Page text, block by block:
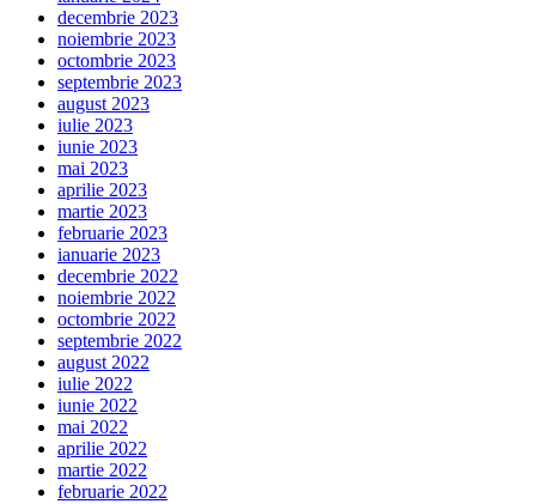
decembrie 2023
noiembrie 2023
octombrie 2023
septembrie 2023
august 2023
iulie 2023
iunie 2023
mai 2023
aprilie 2023
martie 2023
februarie 2023
ianuarie 2023
decembrie 2022
noiembrie 2022
octombrie 2022
septembrie 2022
august 2022
iulie 2022
iunie 2022
mai 2022
aprilie 2022
martie 2022
februarie 2022